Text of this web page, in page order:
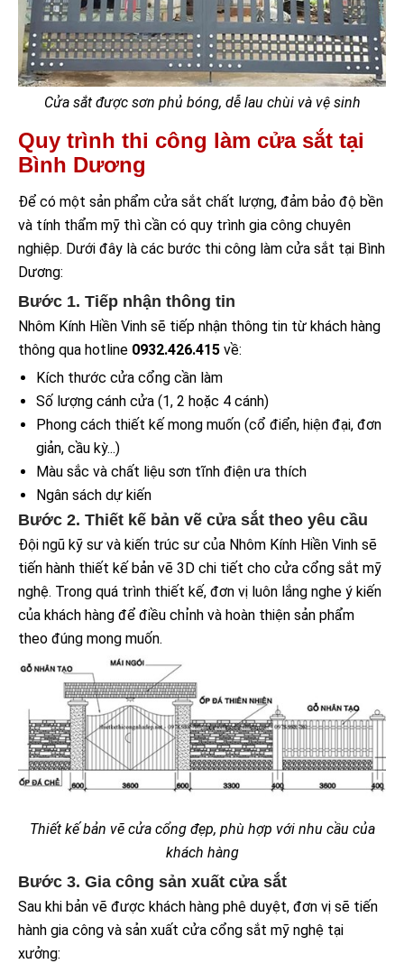
Cửa sắt được sơn phủ bóng, dễ lau chùi và vệ sinh
Quy trình thi công làm cửa sắt tại
Bình Dương
Để có một sản phẩm cửa sắt chất lượng, đảm bảo độ bền
và tính thẩm mỹ thì cần có quy trình gia công chuyên
nghiệp. Dưới đây là các bước thi công làm cửa sắt tại Bình
Dương:
Bước 1. Tiếp nhận thông tin
Nhôm Kính Hiền Vinh sẽ tiếp nhận thông tin từ khách hàng
thông qua hotline 0932.426.415 về:
Kích thước cửa cổng cần làm
Số lượng cánh cửa (1, 2 hoặc 4 cánh)
Phong cách thiết kế mong muốn (cổ điển, hiện đại, đơn
giản, cầu kỳ...)
Màu sắc và chất liệu sơn tĩnh điện ưa thích
Ngân sách dự kiến
Bước 2. Thiết kế bản vẽ cửa sắt theo yêu cầu
Đội ngũ kỹ sư và kiến trúc sư của Nhôm Kính Hiền Vinh sẽ
tiến hành thiết kế bản vẽ 3D chi tiết cho cửa cổng sắt mỹ
nghệ. Trong quá trình thiết kế, đơn vị luôn lắng nghe ý kiến
của khách hàng để điều chỉnh và hoàn thiện sản phẩm
theo đúng mong muốn.
Thiết kế bản vẽ cửa cổng đẹp, phù hợp với nhu cầu của
khách hàng
Bước 3. Gia công sản xuất cửa sắt
Sau khi bản vẽ được khách hàng phê duyệt, đơn vị sẽ tiến
hành gia công và sản xuất cửa cổng sắt mỹ nghệ tại
xưởng: